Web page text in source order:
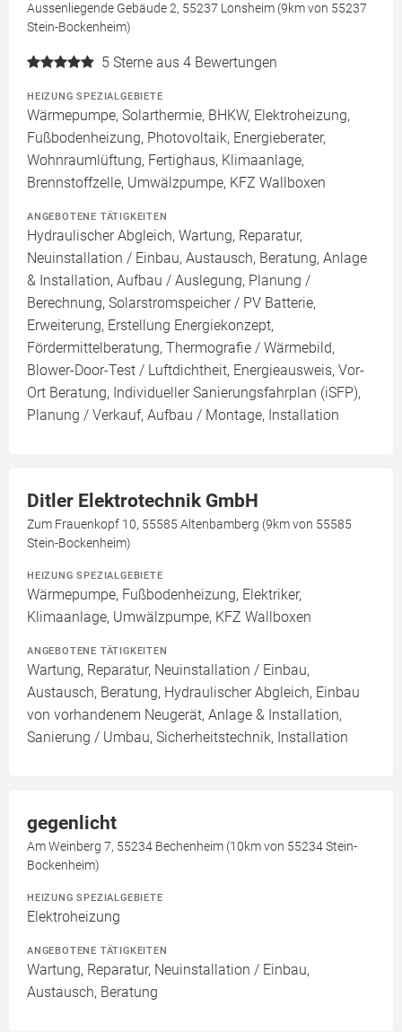
Aussenliegende Gebäude 2, 55237 Lonsheim (9km von 55237
Stein-Bockenheim)
5 Sterne aus 4 Bewertungen
HEIZUNG SPEZIALGEBIETE
Wärmepumpe, Solarthermie, BHKW, Elektroheizung,
Fußbodenheizung, Photovoltaik, Energieberater,
Wohnraumlüftung, Fertighaus, Klimaanlage,
Brennstoffzelle, Umwälzpumpe, KFZ Wallboxen
ANGEBOTENE TÄTIGKEITEN
Hydraulischer Abgleich, Wartung, Reparatur,
Neuinstallation / Einbau, Austausch, Beratung, Anlage
& Installation, Aufbau / Auslegung, Planung /
Berechnung, Solarstromspeicher / PV Batterie,
Erweiterung, Erstellung Energiekonzept,
Fördermittelberatung, Thermografie / Wärmebild,
Blower-Door-Test / Luftdichtheit, Energieausweis, Vor-
Ort Beratung, Individueller Sanierungsfahrplan (iSFP),
Planung / Verkauf, Aufbau / Montage, Installation
Ditler Elektrotechnik GmbH
Zum Frauenkopf 10, 55585 Altenbamberg (9km von 55585
Stein-Bockenheim)
HEIZUNG SPEZIALGEBIETE
Wärmepumpe, Fußbodenheizung, Elektriker,
Klimaanlage, Umwälzpumpe, KFZ Wallboxen
ANGEBOTENE TÄTIGKEITEN
Wartung, Reparatur, Neuinstallation / Einbau,
Austausch, Beratung, Hydraulischer Abgleich, Einbau
von vorhandenem Neugerät, Anlage & Installation,
Sanierung / Umbau, Sicherheitstechnik, Installation
gegenlicht
Am Weinberg 7, 55234 Bechenheim (10km von 55234 Stein-
Bockenheim)
HEIZUNG SPEZIALGEBIETE
Elektroheizung
ANGEBOTENE TÄTIGKEITEN
Wartung, Reparatur, Neuinstallation / Einbau,
Austausch, Beratung